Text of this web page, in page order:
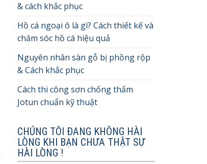
& cách khắc phục
Hồ cá ngoại ô là gì? Cách thiết kế và
chăm sóc hồ cá hiệu quả
Nguyên nhân sàn gỗ bị phồng rộp
& Cách khắc phục
Cách thi công sơn chống thấm
Jotun chuẩn kỹ thuật
CHÚNG TÔI ĐANG KHÔNG HÀI
LÒNG KHI BẠN CHƯA THẬT SỰ
HÀI LÒNG !